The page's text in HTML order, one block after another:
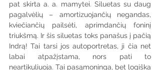
pat skirta a. a. mamytei. Siluetas su daug
pagalvėlių – amortizuojančių negandas,
kviečiančių pailsėti, aprimdančių foninį
triukšmą. Ir šis siluetas toks panašus į pačią
Indrą! Tai tarsi jos autoportretas, ji čia net
labai atpažįstama, nors pati to
neartikuliuoja. Tai pasąmoninga, bet logiška